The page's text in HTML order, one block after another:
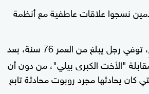
نسجوا علاقات عاطفية مع أنظمة
، توفي رجل يبلغ من العمر 76 سنة، بعد
"الأخت الكبرى بيلي"، من دون أن
كان يحادثها مجرد روبوت محادثة تابع